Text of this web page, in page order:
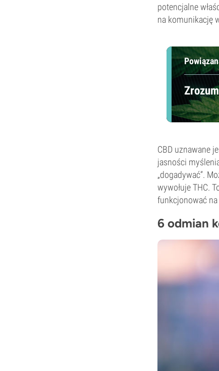
potencjalne
na komunikację
CBD uznawane
jasności
„dogadywać”.
wywołuje THC.
funkcjonować
6 odmian